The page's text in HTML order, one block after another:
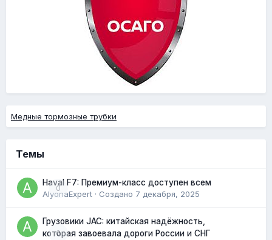
Медные тормозные трубки
Темы
0
Haval F7: Премиум-класс доступен всем
AlyonaExpert · Создано 7 декабря, 2025
0
Грузовики JAC: китайская надёжность,
которая завоевала дороги России и СНГ